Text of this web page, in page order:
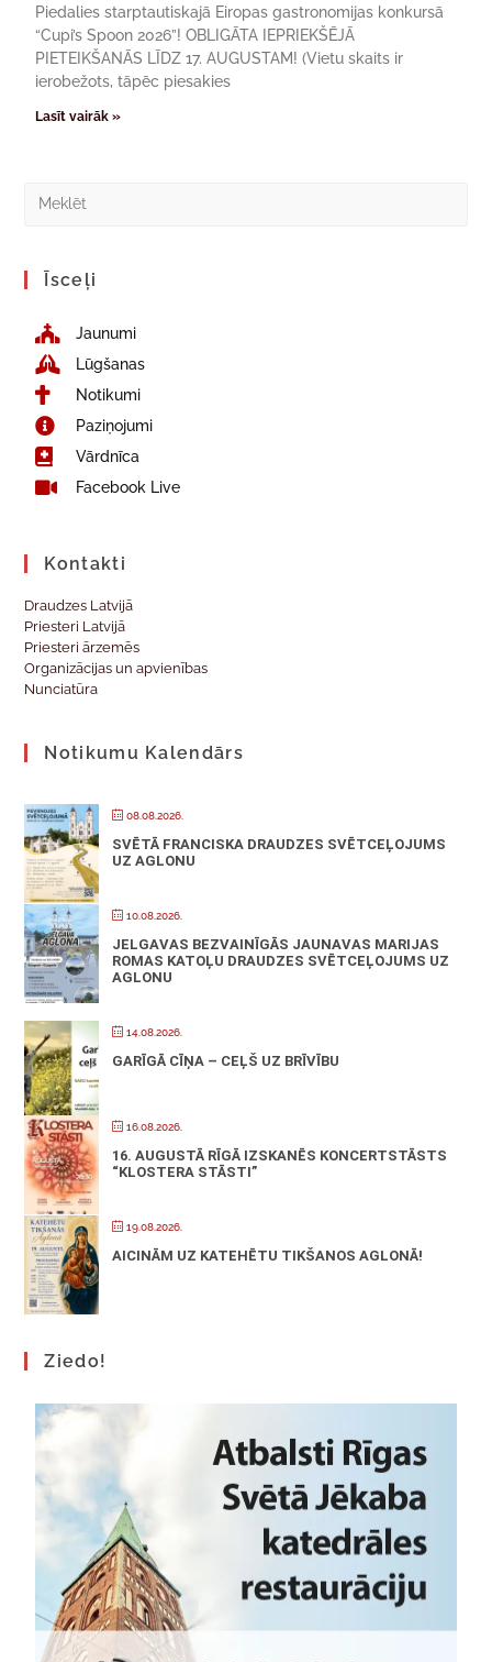
Piedalies starptautiskajā Eiropas gastronomijas konkursā
“Cupi’s Spoon 2026”! OBLIGĀTA IEPRIEKŠĒJĀ
PIETEIKŠANĀS LĪDZ 17. AUGUSTAM! (Vietu skaits ir
ierobežots, tāpēc piesakies
Lasīt vairāk »
Īsceļi
Jaunumi
Lūgšanas
Notikumi
Paziņojumi
Vārdnīca
Facebook Live
Kontakti
Draudzes Latvijā
Priesteri Latvijā
Priesteri ārzemēs
Organizācijas un apvienības
Nunciatūra
Notikumu Kalendārs
08.08.2026.
SVĒTĀ FRANCISKA DRAUDZES SVĒTCEĻOJUMS
UZ AGLONU
10.08.2026.
JELGAVAS BEZVAINĪGĀS JAUNAVAS MARIJAS
ROMAS KATOĻU DRAUDZES SVĒTCEĻOJUMS UZ
AGLONU
14.08.2026.
GARĪGĀ CĪŅA – CEĻŠ UZ BRĪVĪBU
16.08.2026.
16. AUGUSTĀ RĪGĀ IZSKANĒS KONCERTSTĀSTS
“KLOSTERA STĀSTI”
19.08.2026.
AICINĀM UZ KATEHĒTU TIKŠANOS AGLONĀ!
Ziedo!